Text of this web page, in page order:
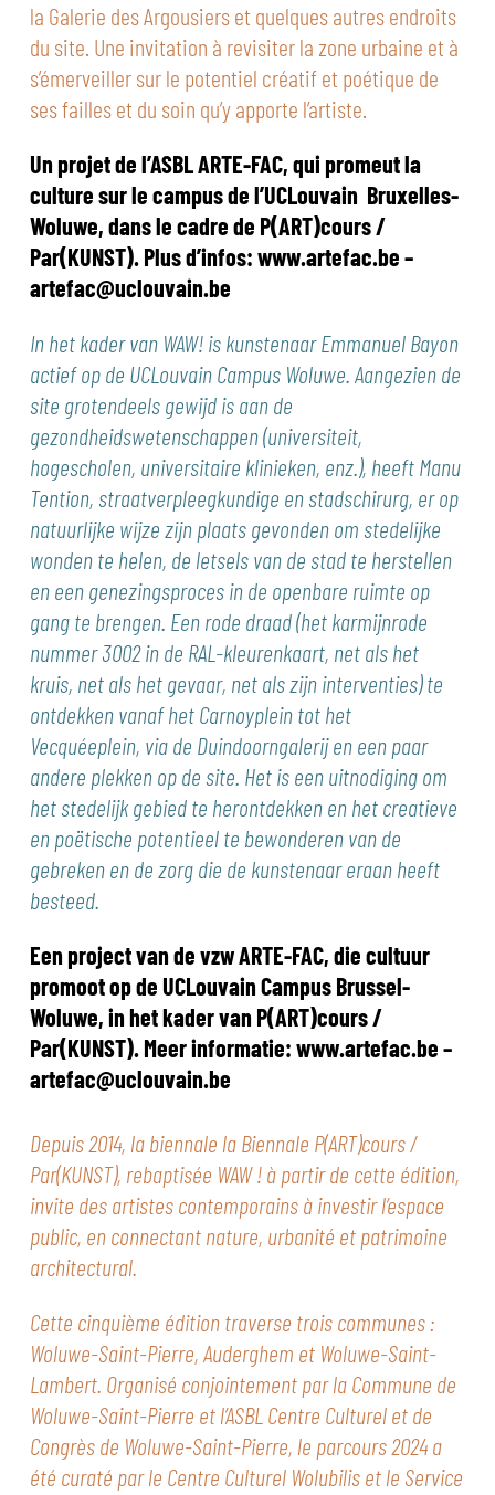
la Galerie des Argousiers et quelques autres endroits
du site. Une invitation à revisiter la zone urbaine et à
s’émerveiller sur le potentiel créatif et poétique de
ses failles et du soin qu’y apporte l’artiste.
Un projet de l’ASBL ARTE-FAC, qui promeut la
culture sur le campus de l’UCLouvain Bruxelles-
Woluwe, dans le cadre de P(ART)cours /
Par(KUNST). Plus d’infos: www.artefac.be –
artefac@uclouvain.be
In het kader van WAW! is kunstenaar Emmanuel Bayon
actief op de UCLouvain Campus Woluwe. Aangezien de
site grotendeels gewijd is aan de
gezondheidswetenschappen (universiteit,
hogescholen, universitaire klinieken, enz.), heeft Manu
Tention, straatverpleegkundige en stadschirurg, er op
natuurlijke wijze zijn plaats gevonden om stedelijke
wonden te helen, de letsels van de stad te herstellen
en een genezingsproces in de openbare ruimte op
gang te brengen. Een rode draad (het karmijnrode
nummer 3002 in de RAL-kleurenkaart, net als het
kruis, net als het gevaar, net als zijn interventies) te
ontdekken vanaf het Carnoyplein tot het
Vecquéeplein, via de Duindoorngalerij en een paar
andere plekken op de site. Het is een uitnodiging om
het stedelijk gebied te herontdekken en het creatieve
en poëtische potentieel te bewonderen van de
gebreken en de zorg die de kunstenaar eraan heeft
besteed.
Een project van de vzw ARTE-FAC, die cultuur
promoot op de UCLouvain Campus Brussel-
Woluwe, in het kader van P(ART)cours /
Par(KUNST). Meer informatie: www.artefac.be –
artefac@uclouvain.be
Depuis 2014, la biennale la Biennale P(ART)cours /
Par(KUNST), rebaptisée WAW ! à partir de cette édition,
invite des artistes contemporains à investir l’espace
public, en connectant nature, urbanité et patrimoine
architectural.
Cette cinquième édition traverse trois communes :
Woluwe-Saint-Pierre, Auderghem et Woluwe-Saint-
Lambert. Organisé conjointement par la Commune de
Woluwe-Saint-Pierre et l’ASBL Centre Culturel et de
Congrès de Woluwe-Saint-Pierre, le parcours 2024 a
été curaté par le Centre Culturel Wolubilis et le Service